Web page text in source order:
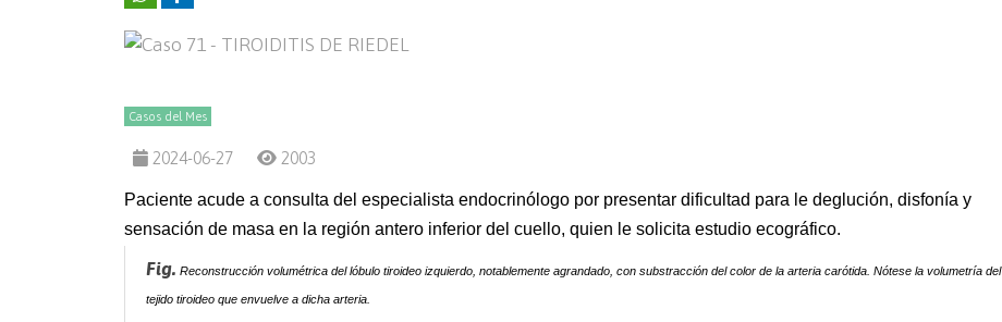
Casos del Mes
2024-06-27 2003
Paciente acude a consulta del especialista endocrinólogo por presentar dificultad para le deglución, disfonía y
sensación de masa en la región antero inferior del cuello, quien le solicita estudio ecográfico.
Fig. Reconstrucción volumétrica del lóbulo tiroideo izquierdo, notablemente agrandado, con substracción del color de la arteria carótida. Nótese la volumetría del
tejido tiroideo que envuelve a dicha arteria.